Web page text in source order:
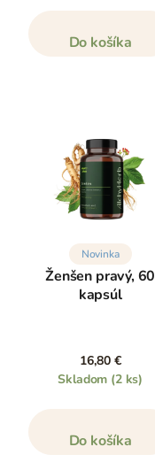
Do košíka
Novinka
Ženšen pravý, 60
kapsúl
16,80 €
Skladom (2 ks)
Do košíka